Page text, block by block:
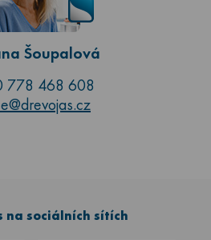
Šoupalová
778 468 608
na sociálních sítích